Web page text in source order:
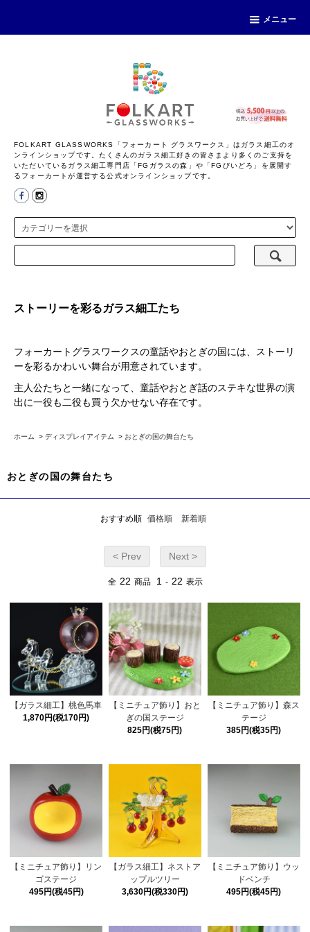
メニュー
FOLKART GLASSWORKS「フォーカート グラスワークス」はガラス細工のオ
ンラインショップです。たくさんのガラス細工好きの皆さまより多くのご支持を
いただいているガラス細工専門店「FGガラスの森」や「FGびいどろ」を展開す
るフォーカートが運営する公式オンラインショップです。
ストーリーを彩るガラス細工たち
フォーカートグラスワークスの童話やおとぎの国には、ストーリ
ーを彩るかわいい舞台が用意されています。
主人公たちと一緒になって、童話やおとぎ話のステキな世界の演
出に一役も二役も買う欠かせない存在です。
ホーム > ディスプレイアイテム > おとぎの国の舞台たち
おとぎの国の舞台たち
おすすめ順 価格順 新着順
< Prev Next >
全 22 商品 1 - 22 表示
【ガラス細工】桃色馬車
1,870円(税170円)
【ミニチュア飾り】おと
ぎの国ステージ
825円(税75円)
【ミニチュア飾り】森ス
テージ
385円(税35円)
【ミニチュア飾り】リン
ゴステージ
495円(税45円)
【ガラス細工】ネストア
ップルツリー
3,630円(税330円)
【ミニチュア飾り】ウッ
ドベンチ
495円(税45円)